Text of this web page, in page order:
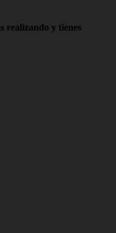
realizando y tienes